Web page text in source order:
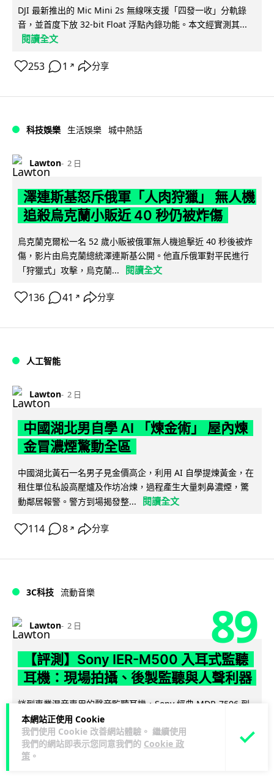
本網站正使用 Cookie
我們使用 Cookie 改善網站體驗。 繼續使用
我們的網站即表示您同意我們的 Cookie 政
策 。
DJI 最新推出的 Mic Mini 2s 無線咪支援「四發一收」分軌錄
音，並首度下放 32-bit Float 浮點內錄功能。本文經實測其...
閱讀全文
253 1 ↗ 分享
科技娛樂 生活娛樂 城中熱話
Lawton 2 日
澤連斯基怒斥俄軍「人肉狩獵」 無人機
追殺烏克蘭小販近 40 秒仍被炸傷
烏克蘭克爾松一名 52 歲小販被俄軍無人機追擊近 40 秒後被炸
傷，影片由烏克蘭總統澤連斯基公開。他直斥俄軍對平民進行
「狩獵式」攻擊，烏克蘭...
閱讀全文
136 41 ↗ 分享
人工智能
Lawton 2 日
中國湖北男自學 AI 「煉金術」 屋內煉
金冒濃煙驚動全區
中國湖北黃石一名男子見金價高企，利用 AI 自學提煉黃金，在
租住單位私設高壓爐及作坊冶煉，過程產生大量刺鼻濃煙，驚
動鄰居報警。警方到場揭發整...
閱讀全文
114 8 ↗ 分享
3C科技 流動音樂
Lawton 2 日 89
【評測】Sony IER-M500 入耳式監聽
耳機：現場拍攝、後製監聽與人聲利器
談到專業混音專用的聲音監聽耳機，Sony 經典 MDR-7506 到
MDR-M1 專業錄音室耳機都為人熟悉。而現在舞台製作者與創
意影像製作... 閱讀全文
41